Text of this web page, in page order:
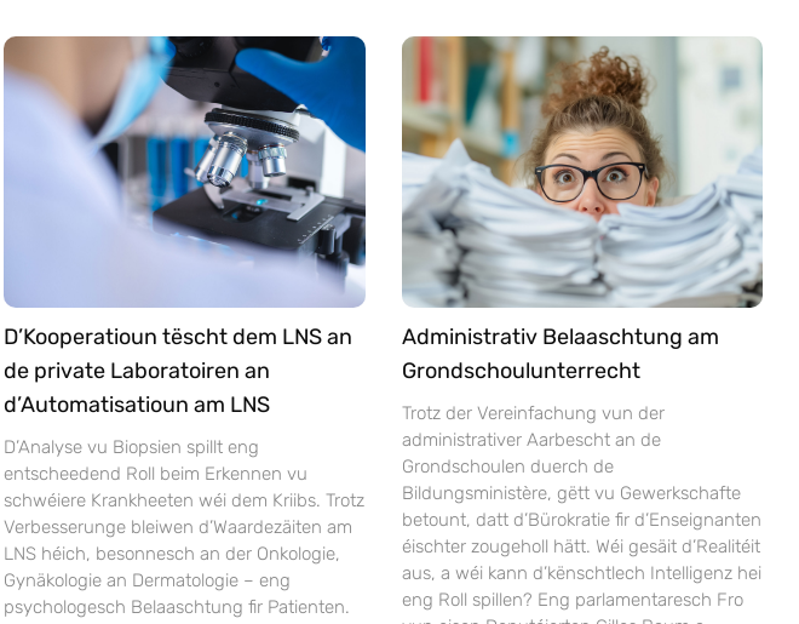
D’Kooperatioun tëscht dem LNS an
de private Laboratoiren an
d’Automatisatioun am LNS
D’Analyse vu Biopsien spillt eng
entscheedend Roll beim Erkennen vu
schwéiere Krankheeten wéi dem Kriibs. Trotz
Verbesserunge bleiwen d’Waardezäiten am
LNS héich, besonnesch an der Onkologie,
Gynäkologie an Dermatologie – eng
psychologesch Belaaschtung fir Patienten.
Administrativ Belaaschtung am
Grondschoulunterrecht
Trotz der Vereinfachung vun der
administrativer Aarbescht an de
Grondschoulen duerch de
Bildungsministère, gëtt vu Gewerkschafte
betount, datt d’Bürokratie fir d’Enseignanten
éischter zougeholl hätt. Wéi gesäit d’Realitéit
aus, a wéi kann d’kënschtlech Intelligenz hei
eng Roll spillen? Eng parlamentaresch Fro